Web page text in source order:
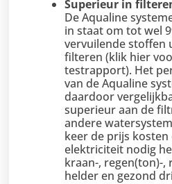
Superieur in
De Aqualine
in staat om tot wel
vervuilende stoffen
filteren (klik hier
testrapport). Het
van de Aqualine
daardoor
superieur aan de
andere
keer de prijs kosten
elektriciteit nodig
kraan-, regen(ton)-
helder en gezond